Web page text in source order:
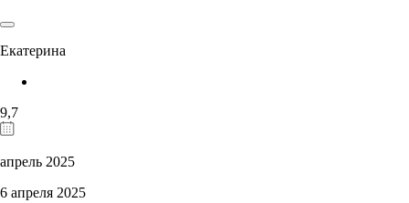
Екатерина
9,7
апрель 2025
6 апреля 2025